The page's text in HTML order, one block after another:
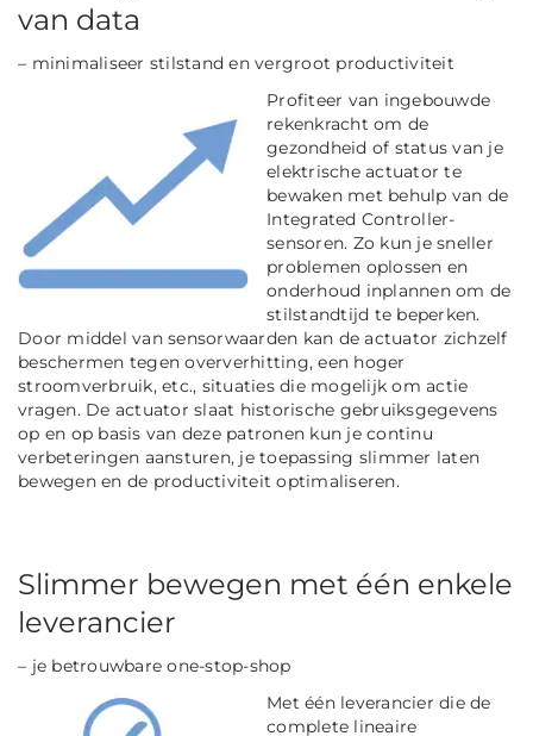
van data
– minimaliseer stilstand en vergroot productiviteit
Profiteer van ingebouwde
rekenkracht om de
gezondheid of status van je
elektrische actuator te
bewaken met behulp van de
Integrated Controller-
sensoren. Zo kun je sneller
problemen oplossen en
onderhoud inplannen om de
stilstandtijd te beperken.
Door middel van sensorwaarden kan de actuator zichzelf
beschermen tegen oververhitting, een hoger
stroomverbruik, etc., situaties die mogelijk om actie
vragen. De actuator slaat historische gebruiksgegevens
op en op basis van deze patronen kun je continu
verbeteringen aansturen, je toepassing slimmer laten
bewegen en de productiviteit optimaliseren.
Slimmer bewegen met één enkele
leverancier
– je betrouwbare one-stop-shop
Met één leverancier die de
complete lineaire